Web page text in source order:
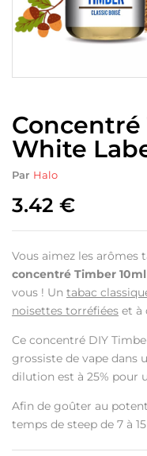
Concentré
White
Par Halo
3.42 €
Vous aimez les arômes
concentré Timber
vous ! Un tabac
noisettes torréfiées et à
Ce concentré DIY
grossiste de vape dans
dilution est à 25% pour
Afin de goûter au
temps de steep de 7 à